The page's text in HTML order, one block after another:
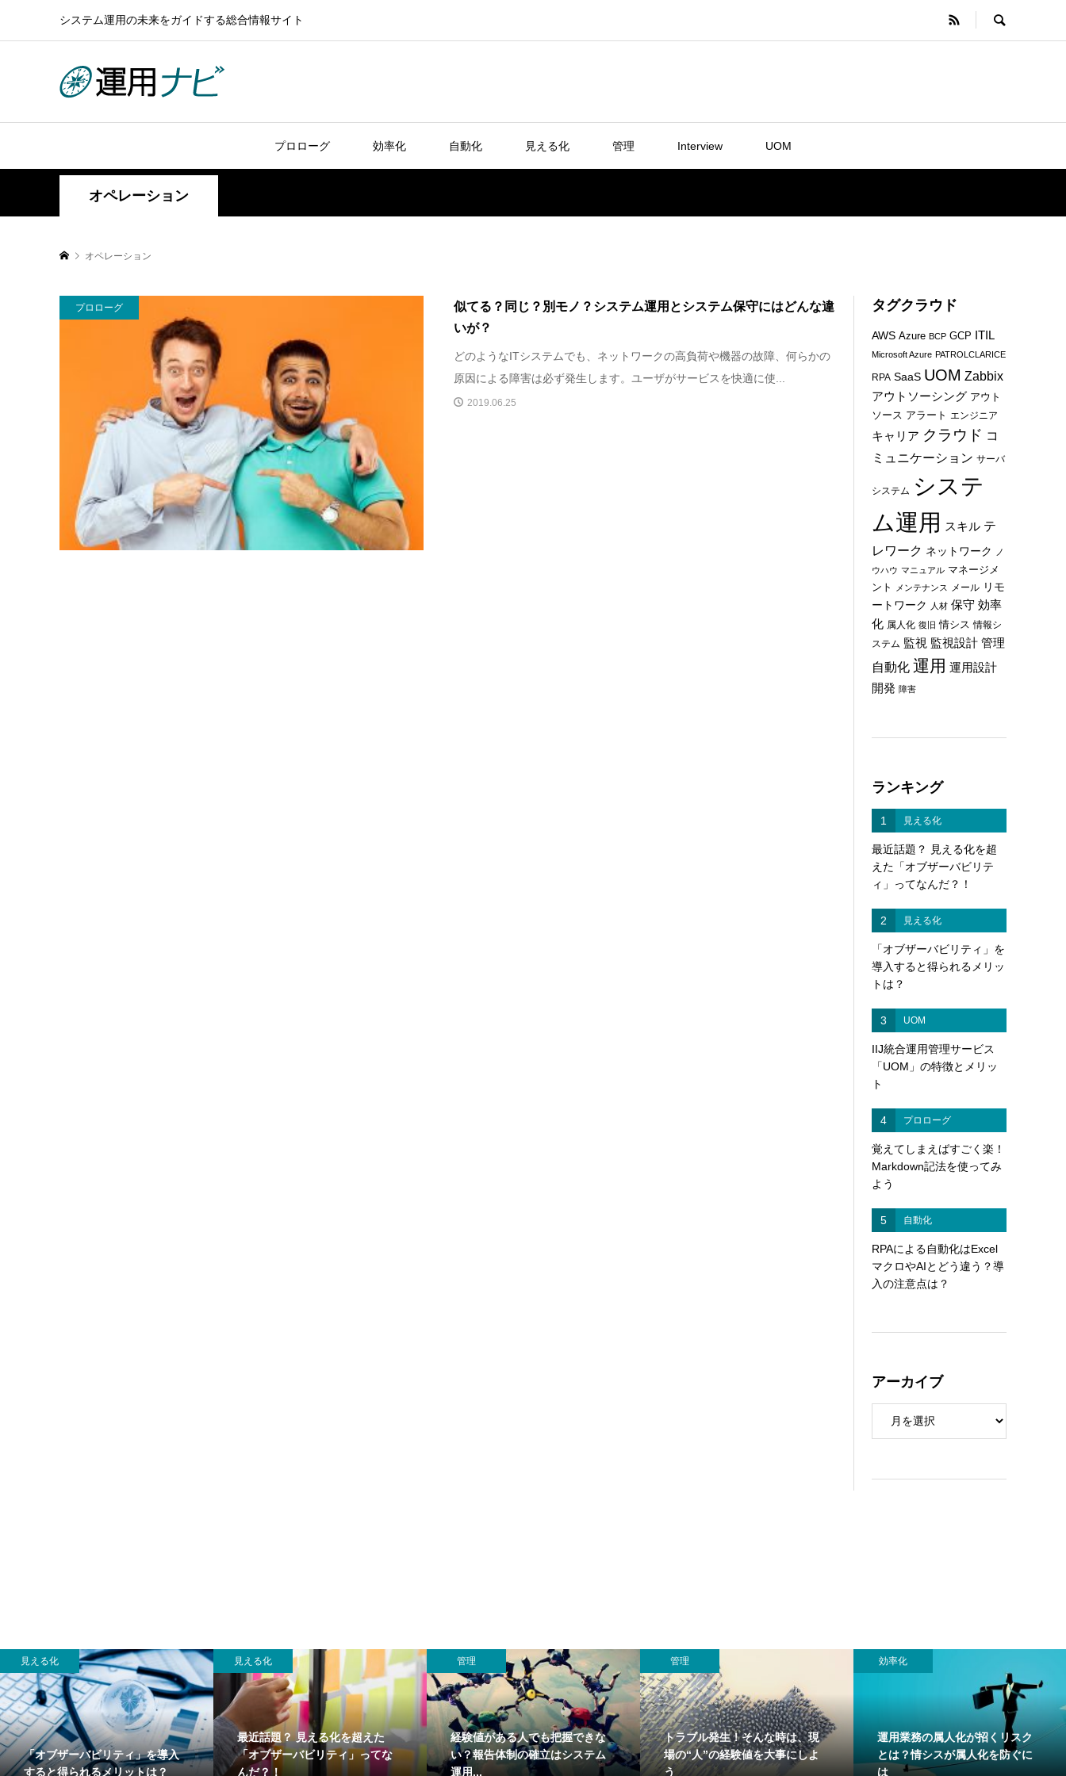
システム運用の未来をガイドする総合情報サイト
プロローグ 効率化 自動化 見える化 管理 Interview UOM
オペレーション
オペレーション
プロローグ
似てる？同じ？別モノ？システム運用とシステム保守にはどんな違
いが？
どのようなITシステムでも、ネットワークの高負荷や機器の故障、何らかの
原因による障害は必ず発生します。ユーザがサービスを快適に使...
2019.06.25
タグクラウド
AWS Azure BCP GCP ITIL
Microsoft Azure PATROLCLARICE
RPA SaaS UOM Zabbix
アウトソーシング アウト
ソース アラート エンジニア
キャリア クラウド コ
ミュニケーション サーバ
システム システ
ム運用 スキル テ
レワーク ネットワーク
ノ
ウハウ マニュアル マネージメ
ント
メンテナンス メール リモ
ートワーク
人材 保守 効率
化 属人化 復旧 情シス 情報シ
ステム 監視 監視設計 管理
自動化 運用 運用設計
開発 障害
ランキング
1 見える化
最近話題？ 見える化を超
えた「オブザーバビリテ
ィ」ってなんだ？！
2 見える化
「オブザーバビリティ」を
導入すると得られるメリッ
トは？
3 UOM
IIJ統合運用管理サービス
「UOM」の特徴とメリッ
ト
4 プロローグ
覚えてしまえばすごく楽！
Markdown記法を使ってみ
よう
5 自動化
RPAによる自動化はExcel
マクロやAIとどう違う？導
入の注意点は？
アーカイブ
見える化
「オブザーバビリティ」を導入
すると得られるメリットは？
見える化
最近話題？ 見える化を超えた
「オブザーバビリティ」ってな
んだ？！
管理
経験値がある人でも把握できな
い？報告体制の確立はシステム
運用...
管理
トラブル発生！そんな時は、現
場の“人”の経験値を大事にしよ
う
効率化
運用業務の属人化が招くリスク
とは？情シスが属人化を防ぐに
は